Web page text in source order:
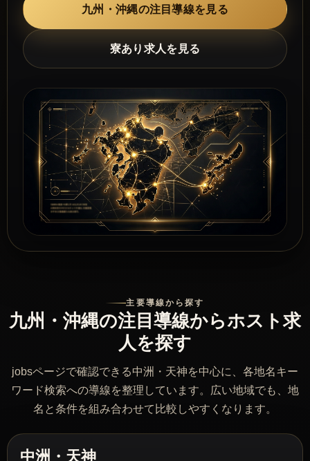
九州・沖縄の注目導線を見る
寮あり求人を見る
主要導線から探す
九州・沖縄の注目導線からホスト求
人を探す
jobsページで確認できる中洲・天神を中心に、各地名キー
ワード検索への導線を整理しています。広い地域でも、地
名と条件を組み合わせて比較しやすくなります。
中洲・天神